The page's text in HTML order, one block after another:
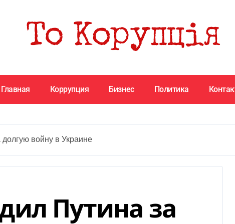
Главная Коррупция Бизнес Политика
войну в Украине
Путина за